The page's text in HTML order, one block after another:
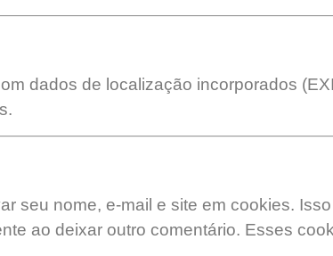
dados de localização incorporados
seu nome, e-mail e site em cookies.
ao deixar outro comentário. Esses